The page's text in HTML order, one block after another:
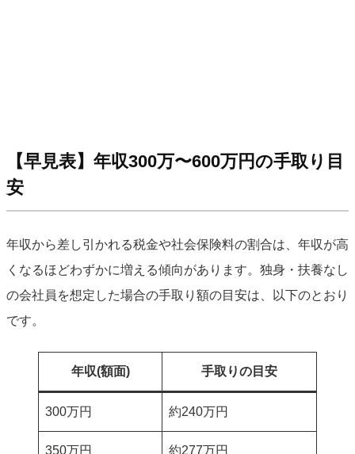
【早見表】年収300万〜600万円の手取り目
安
年収から差し引かれる税金や社会保険料の割合は、年収が高
くなるほどわずかに増える傾向があります。独身・扶養なし
の会社員を想定した場合の手取り額の目安は、以下のとおり
です。
年収(額面) 手取りの目安
300万円 約240万円
350万円 約277万円